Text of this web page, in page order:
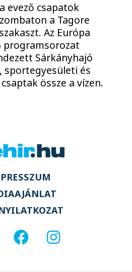
evező csapatok
a Tagore
Az Európa
programsorozat
Sárkányhajó
sportegyesületi és
össze a vízen.